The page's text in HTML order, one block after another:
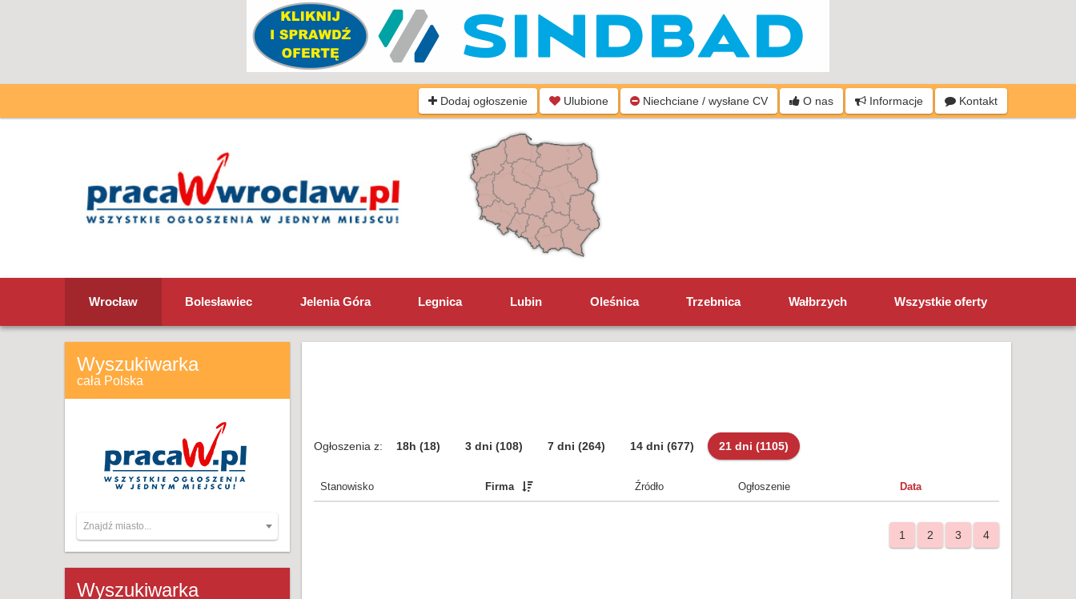
Dodaj ogłoszenie Ulubione Niechciane / wysłane CV O nas Informacje Kontakt
Wrocław Bolesławiec Jelenia Góra Legnica Lubin Oleśnica Trzebnica Wałbrzych Wszystkie oferty
Wyszukiwarka
cała Polska
Znajdź miasto...
Wyszukiwarka
Ogłoszenia z: 18h (18) 3 dni (108) 7 dni (264) 14 dni (677) 21 dni (1105)
Stanowisko Firma Źródło Ogłoszenie Data
1 2 3 4